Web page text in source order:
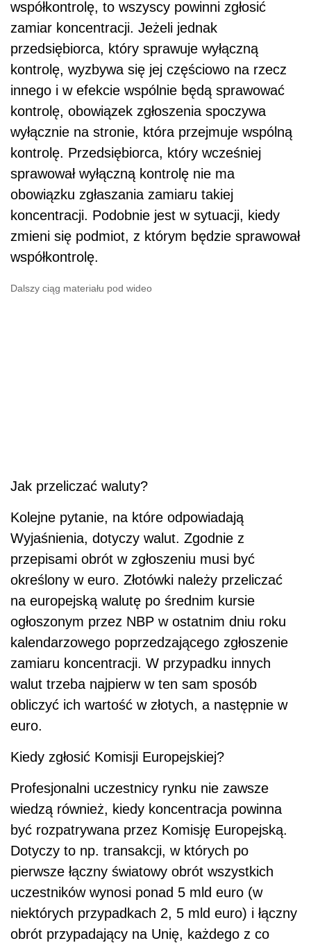
współkontrolę, to wszyscy powinni zgłosić
zamiar koncentracji. Jeżeli jednak
przedsiębiorca, który sprawuje wyłączną
kontrolę, wyzbywa się jej częściowo na rzecz
innego i w efekcie wspólnie będą sprawować
kontrolę, obowiązek zgłoszenia spoczywa
wyłącznie na stronie, która przejmuje wspólną
kontrolę. Przedsiębiorca, który wcześniej
sprawował wyłączną kontrolę nie ma
obowiązku zgłaszania zamiaru takiej
koncentracji. Podobnie jest w sytuacji, kiedy
zmieni się podmiot, z którym będzie sprawował
współkontrolę.
Dalszy ciąg materiału pod wideo
Jak przeliczać waluty?
Kolejne pytanie, na które odpowiadają
Wyjaśnienia, dotyczy walut. Zgodnie z
przepisami obrót w zgłoszeniu musi być
określony w euro. Złotówki należy przeliczać
na europejską walutę po średnim kursie
ogłoszonym przez NBP w ostatnim dniu roku
kalendarzowego poprzedzającego zgłoszenie
zamiaru koncentracji. W przypadku innych
walut trzeba najpierw w ten sam sposób
obliczyć ich wartość w złotych, a następnie w
euro.
Kiedy zgłosić Komisji Europejskiej?
Profesjonalni uczestnicy rynku nie zawsze
wiedzą również, kiedy koncentracja powinna
być rozpatrywana przez Komisję Europejską.
Dotyczy to np. transakcji, w których po
pierwsze łączny światowy obrót wszystkich
uczestników wynosi ponad 5 mld euro (w
niektórych przypadkach 2, 5 mld euro) i łączny
obrót przypadający na Unię, każdego z co